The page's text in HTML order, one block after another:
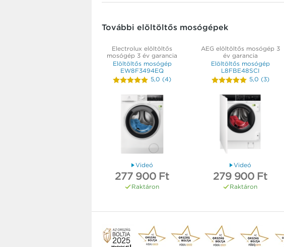
További elöltöltős mosógépek
Electrolux elöltöltős
mosógép 3 év garancia
Elöltöltős mosógép
EW8F3494EQ
5,0 (4)
Videó
277 900 Ft
Raktáron
AEG elöltöltős mosógép 3
év garancia
Elöltöltős mosógép
L8FBE48SCI
5,0 (3)
Videó
279 900 Ft
Raktáron